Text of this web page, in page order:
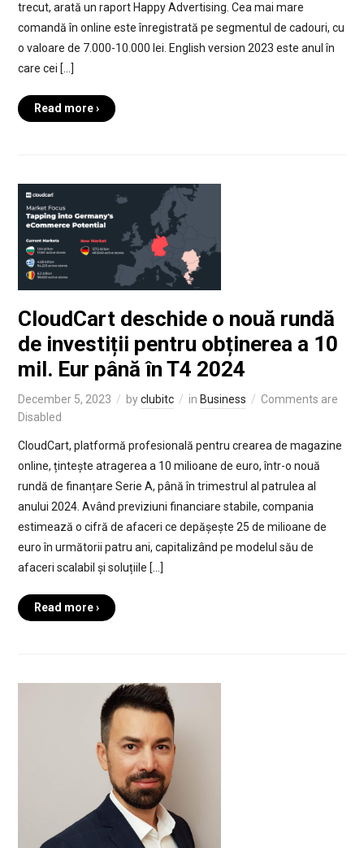
trecut, arată un raport Happy Advertising. Cea mai mare
comandă în online este înregistrată pe segmentul de cadouri, cu
o valoare de 7.000-10.000 lei. English version 2023 este anul în
care cei […]
Read more ›
CloudCart deschide o nouă rundă
de investiții pentru obținerea a 10
mil. Eur până în T4 2024
December 5, 2023 byclubitc in Business
Comments are
Disabled
CloudCart, platformă profesională pentru crearea de magazine
online, țintește atragerea a 10 milioane de euro, într-o nouă
rundă de finanțare Serie A, până în trimestrul al patrulea al
anului 2024. Având previziuni financiare stabile, compania
estimează o cifră de afaceri ce depășește 25 de milioane de
euro în următorii patru ani, capitalizând pe modelul său de
afaceri scalabil și soluțiile […]
Read more ›